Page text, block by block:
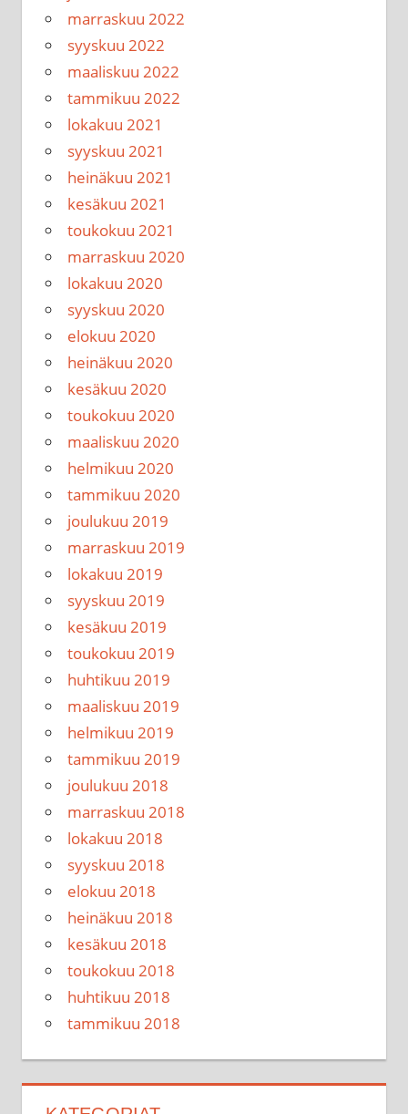
marraskuu 2022
syyskuu 2022
maaliskuu 2022
tammikuu 2022
lokakuu 2021
syyskuu 2021
heinäkuu 2021
kesäkuu 2021
toukokuu 2021
marraskuu 2020
lokakuu 2020
syyskuu 2020
elokuu 2020
heinäkuu 2020
kesäkuu 2020
toukokuu 2020
maaliskuu 2020
helmikuu 2020
tammikuu 2020
joulukuu 2019
marraskuu 2019
lokakuu 2019
syyskuu 2019
kesäkuu 2019
toukokuu 2019
huhtikuu 2019
maaliskuu 2019
helmikuu 2019
tammikuu 2019
joulukuu 2018
marraskuu 2018
lokakuu 2018
syyskuu 2018
elokuu 2018
heinäkuu 2018
kesäkuu 2018
toukokuu 2018
huhtikuu 2018
tammikuu 2018